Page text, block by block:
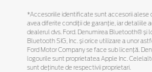
*Accesoriile identificate sunt accesorii alese
avea diferite condiții de garanție, iar detaliile
dealerul dvs. Ford. Denumirea Bluetooth® și
Bluetooth SIG, Inc. și orice utilizare a unor
Ford Motor Company se face sub licență.
logourile sunt proprietatea Apple Inc.
sunt deținute de respectivii proprietari.